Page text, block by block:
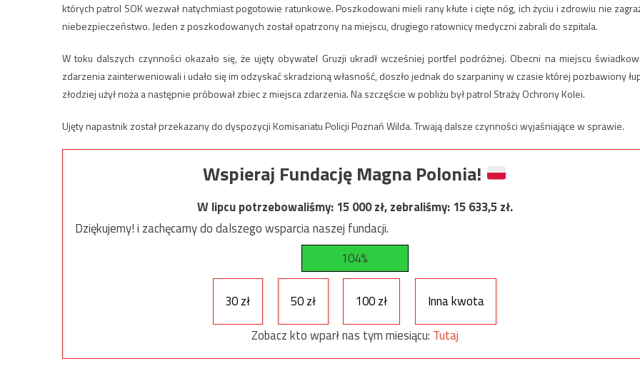
których patrol SOK wezwał natychmiast pogotowie ratunkowe. Poszkodowani mieli rany kłute i cięte nóg, ich życiu i zdrowiu nie
niebezpieczeństwo. Jeden z poszkodowanych został opatrzony na miejscu, drugiego ratownicy medyczni zabrali do szpitala.
W toku dalszych czynności okazało się, że ujęty obywatel Gruzji ukradł wcześniej portfel podróżnej. Obecni na miejscu
zdarzenia zainterweniowali i udało się im odzyskać skradzioną własność, doszło jednak do szarpaniny w czasie której pozbawiony
złodziej użył noża a następnie próbował zbiec z miejsca zdarzenia. Na szczęście w pobliżu był patrol Straży Ochrony Kolei.
Ujęty napastnik został przekazany do dyspozycji Komisariatu Policji Poznań Wilda. Trwają dalsze czynności wyjaśniające w sprawie.
Wspieraj Fundację Magna Polonia!
W lipcu potrzebowaliśmy:15 000zł, zebraliśmy:15 633,5zł.
Dziękujemy! i zachęcamy do dalszego wsparcia naszej fundacji.
104%
30 zł 50 zł 100 zł
Inna kwota
Zobacz kto wparł nas tym miesiącu: Tutaj